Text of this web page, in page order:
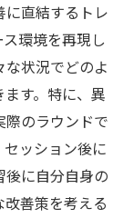
直結するトレ
環境を再現し
状況でどのよ
す。特に、異
のラウンドで
ッション後に
に自分自身の
善策を考える